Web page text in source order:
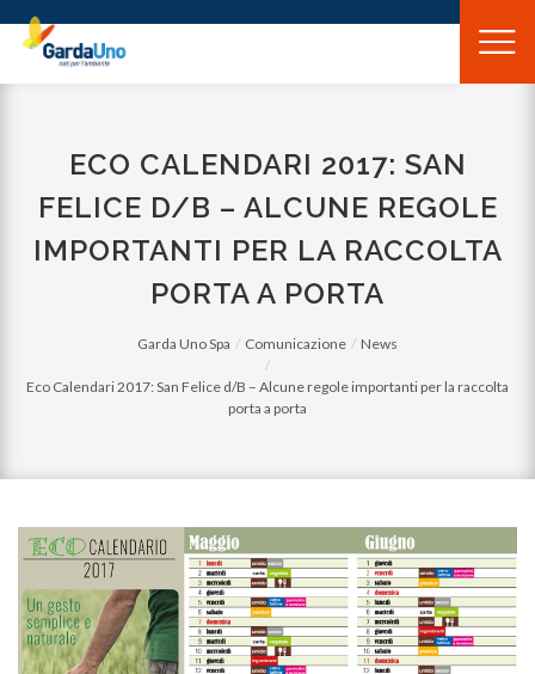
Gardauno
Spa
ECO CALENDARI 2017: SAN
FELICE D/B – ALCUNE REGOLE
IMPORTANTI PER LA RACCOLTA
PORTA A PORTA
Garda Uno Spa Comunicazione News
Eco Calendari 2017: San Felice d/B – Alcune regole importanti per la raccolta
porta a porta